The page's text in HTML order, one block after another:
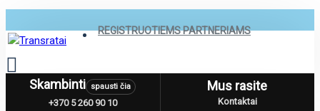
REGISTRUOTIEMS PARTNERIAMS
MenuSkambinti spausti čia
+370 5 260 90 10
Mus rasite
Kontaktai